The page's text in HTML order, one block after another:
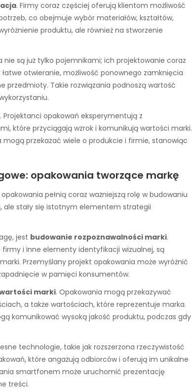
. Firmy coraz częściej oferują klientom możliwość
co obejmuje wybór materiałów, kształtów,
produktu, ale również na stworzenie
nie są już tylko pojemnikami; ich projektowanie coraz
otwieranie, możliwość ponownego zamknięcia
przedmioty. Takie rozwiązania podnoszą wartość
Projektanci opakowań eksperymentują z
które przyciągają wzrok i komunikują wartości marki.
mogą przekazać wiele o produkcie i firmie, stanowiąc
opakowania tworzące markę
pełnią coraz ważniejszą rolę w budowaniu
ale stały się istotnym elementem strategii
jest budowanie rozpoznawalności marki.
i inne elementy identyfikacji wizualnej, są
Przemyślany projekt opakowania może wyróżnić
w pamięci konsumentów.
marki. Opakowania mogą przekazywać
a także wartościach, które reprezentuje marka.
komunikować wysoką jakość produktu, podczas gdy
technologie, takie jak rozszerzona rzeczywistość
które angażują odbiorców i oferują im unikalne
smartfonem może uruchomić prezentację
treści.